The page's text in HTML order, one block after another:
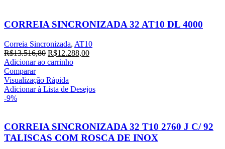
CORREIA SINCRONIZADA 32 AT10 DL 4000
Correia Sincronizada, AT10
R$13.516,80 O
preço
era:
R$13.516,80.
R$12.288,00O
R$12.288,00.
Adicionar ao carrinho
Comparar
Visualização Rápida
Adicionar à Lista de Desejos
-9%
CORREIA SINCRONIZADA 32 T10 2760 J C/ 92
TALISCAS COM ROSCA DE INOX